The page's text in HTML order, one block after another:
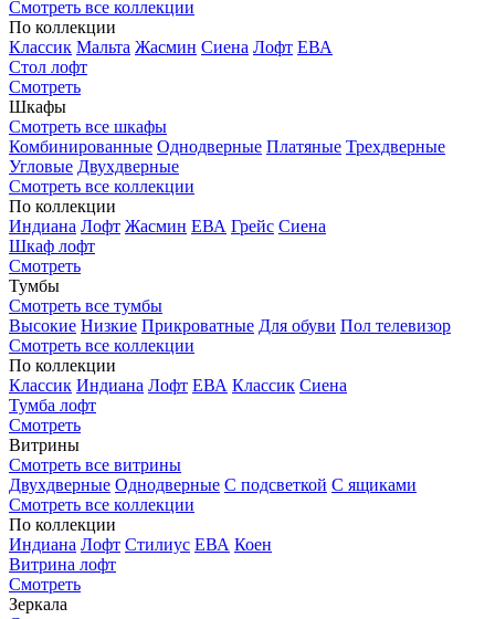
Смотреть все коллекции
По коллекции
Классик Мальта Жасмин Сиена Лофт ЕВА
Стол лофт
Смотреть
Шкафы
Смотреть все шкафы
Комбинированные Однодверные Платяные Трехдверные
Угловые Двухдверные
Смотреть все коллекции
По коллекции
Индиана Лофт Жасмин ЕВА Грейс Сиена
Шкаф лофт
Смотреть
Тумбы
Смотреть все тумбы
Высокие Низкие Прикроватные Для обуви Пол телевизор
Смотреть все коллекции
По коллекции
Классик Индиана Лофт ЕВА Классик Сиена
Тумба лофт
Смотреть
Витрины
Смотреть все витрины
Двухдверные Однодверные С подсветкой С ящиками
Смотреть все коллекции
По коллекции
Индиана Лофт Стилиус ЕВА Коен
Витрина лофт
Смотреть
Зеркала